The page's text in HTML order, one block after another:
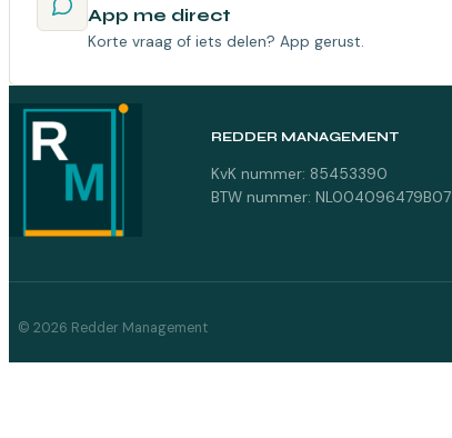
App me direct
Korte vraag of iets delen? App gerust.
REDDER MANAGEMENT
KvK nummer: 85453390
BTW nummer: NL004096479B07
© 2026 Redder Management